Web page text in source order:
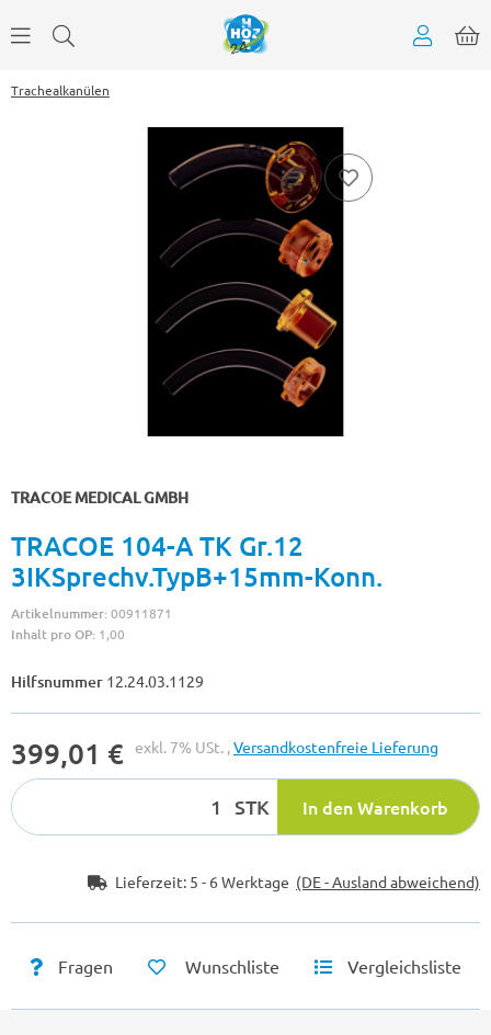
Trachealkanülen
TRACOE MEDICAL GMBH
TRACOE 104-A TK Gr.12
3IKSprechv.TypB+15mm-Konn.
Artikelnummer:00911871
Inhalt pro OP: 1,00
Hilfsnummer 12.24.03.1129
399,01 € exkl. 7% USt. ,Versandkostenfreie Lieferung
STK In den Warenkorb
Lieferzeit: 5 - 6 Werktage (DE - Ausland abweichend)
Fragen Wunschliste Vergleichsliste